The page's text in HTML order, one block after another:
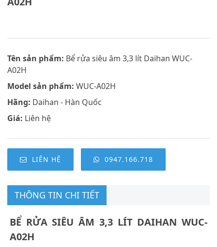
Tên sản phẩm: Bể rửa siêu âm 3,3 lít Daihan WUC-
A02H
Model sản phẩm: WUC-A02H
Hãng: Daihan - Hàn Quốc
Giá: Liên hệ
LIÊN HỆ 0947.166.718
THÔNG TIN CHI TIẾT
BỂ RỬA SIÊU ÂM 3,3 LÍT DAIHAN WUC-
A02H